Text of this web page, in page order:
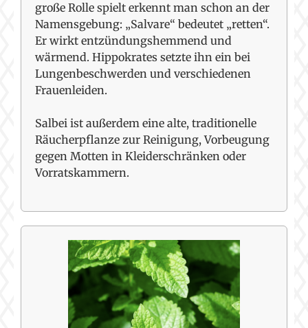
große Rolle spielt erkennt man schon an der
Namensgebung: „Salvare“ bedeutet „retten“.
Er wirkt entzündungshemmend und
wärmend. Hippokrates setzte ihn ein bei
Lungenbeschwerden und verschiedenen
Frauenleiden.
Salbei ist außerdem eine alte, traditionelle
Räucherpflanze zur Reinigung, Vorbeugung
gegen Motten in Kleiderschränken oder
Vorratskammern.